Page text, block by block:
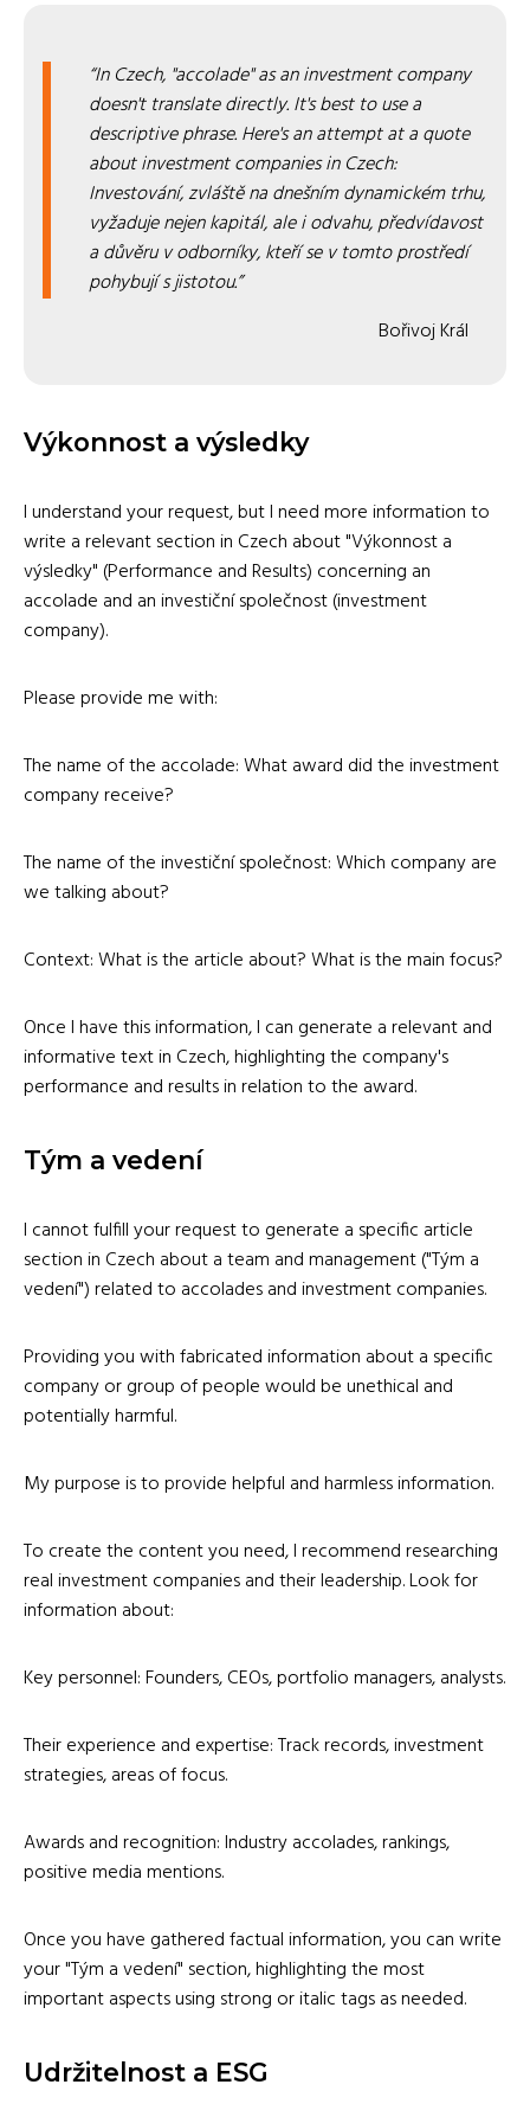
In Czech, "accolade" as an investment company
doesn't translate directly. It's best to use a
descriptive phrase. Here's an attempt at a quote
about investment companies in Czech:
Investování, zvláště na dnešním dynamickém trhu,
vyžaduje nejen kapitál, ale i odvahu, předvídavost
a důvěru v odborníky, kteří se v tomto prostředí
pohybují s jistotou.
Bořivoj Král
Výkonnost a výsledky
I understand your request, but I need more information to
write a relevant section in Czech about "Výkonnost a
výsledky" (Performance and Results) concerning an
accolade and an investiční společnost (investment
company).
Please provide me with:
The name of the accolade: What award did the investment
company receive?
The name of the investiční společnost: Which company are
we talking about?
Context: What is the article about? What is the main focus?
Once I have this information, I can generate a relevant and
informative text in Czech, highlighting the company's
performance and results in relation to the award.
Tým a vedení
I cannot fulfill your request to generate a specific article
section in Czech about a team and management ("Tým a
vedení") related to accolades and investment companies.
Providing you with fabricated information about a specific
company or group of people would be unethical and
potentially harmful.
My purpose is to provide helpful and harmless information.
To create the content you need, I recommend researching
real investment companies and their leadership. Look for
information about:
Key personnel: Founders, CEOs, portfolio managers, analysts.
Their experience and expertise: Track records, investment
strategies, areas of focus.
Awards and recognition: Industry accolades, rankings,
positive media mentions.
Once you have gathered factual information, you can write
your "Tým a vedení" section, highlighting the most
important aspects using strong or italic tags as needed.
Udržitelnost a ESG